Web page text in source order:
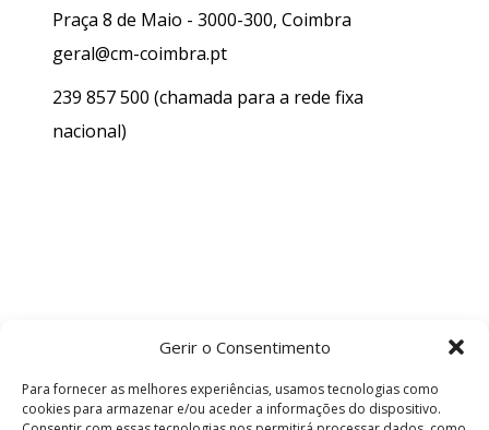
Gerir o Consentimento
Para fornecer as melhores experiências, usamos tecnologias como
cookies para armazenar e/ou aceder a informações do dispositivo.
Praça 8 de Maio - 3000-300, Coimbra
geral@cm-coimbra.pt
239 857 500 (chamada para a rede fixa
nacional)